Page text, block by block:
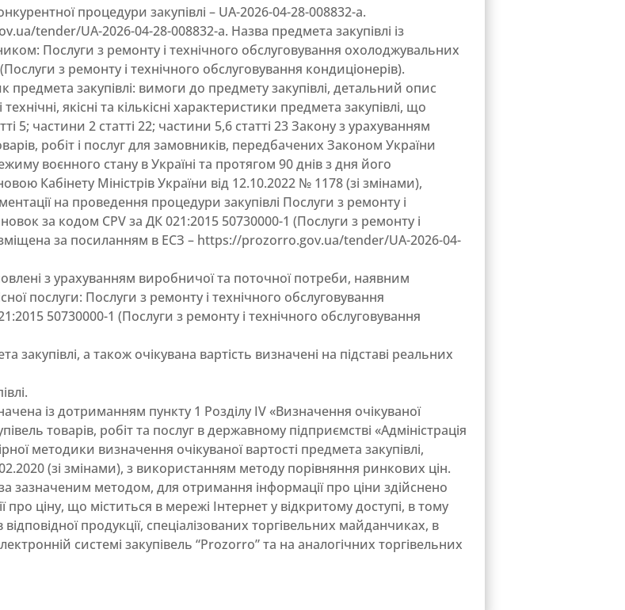
процедури закупівлі – UA-2026-04-28-008832-a.
tender/UA-2026-04-28-008832-a. Назва предмета закупівлі із
Послуги з ремонту і технічного обслуговування охолоджувальних
з ремонту і технічного обслуговування кондиціонерів).
предмета закупівлі: вимоги до предмету закупівлі, детальний опис
якісні та кількісні характеристики предмета закупівлі, що
5; частини 2 статті 22; частини 5,6 статті 23 Закону з урахуванням
робіт і послуг для замовників, передбачених Законом України
воєнного стану в Україні та протягом 90 днів з дня його
Кабінету Міністрів України від 12.10.2022 № 1178 (зі змінами),
на проведення процедури закупівлі Послуги з ремонту і
за кодом CPV за ДК 021:2015 50730000-1 (Послуги з ремонту і
за посиланням в ЕСЗ – https://prozorro.gov.ua/tender/UA-2026-04-
з урахуванням виробничої та поточної потреби, наявним
послуги: Послуги з ремонту і технічного обслуговування
50730000-1 (Послуги з ремонту і технічного обслуговування
закупівлі, а також очікувана вартість визначені на підставі реальних
із дотриманням пункту 1 Розділу ІV «Визначення очікуваної
товарів, робіт та послуг в державному підприємстві «Адміністрація
методики визначення очікуваної вартості предмета закупівлі,
(зі змінами), з використанням методу порівняння ринкових цін.
зазначеним методом, для отримання інформації про ціни здійснено
про ціну, що міститься в мережі Інтернет у відкритому доступі, в тому
продукції, спеціалізованих торгівельних майданчиках, в
системі закупівель “Prozorro” та на аналогічних торгівельних